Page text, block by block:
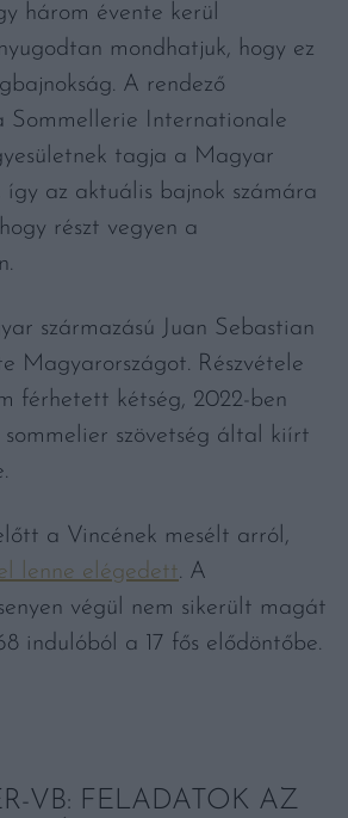
három évente kerül
mondhatjuk, hogy ez
A rendező
Sommellerie Internationale
tagja a Magyar
az aktuális bajnok számára
részt vegyen a
származású Juan Sebastian
Magyarországot. Részvétele
férhetett kétség, 2022-ben
szövetség által kiírt
a Vincének mesélt arról,
lenne elégedett. A
végül nem sikerült magát
indulóból a 17 fős elődöntőbe.
VB: FELADATOK AZ